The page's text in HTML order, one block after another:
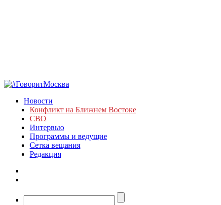
Новости
Конфликт на Ближнем Востоке
СВО
Интервью
Программы и ведущие
Сетка вещания
Редакция